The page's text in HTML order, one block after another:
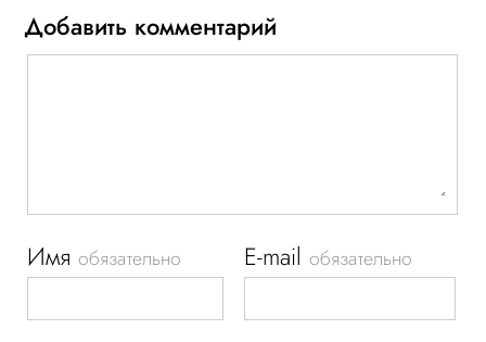
Добавить комментарий
Имяобязательно E-mailобязательно